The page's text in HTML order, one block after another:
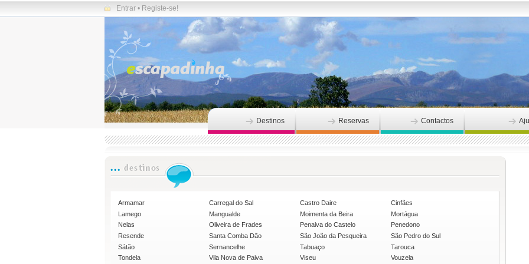
Entrar • Registe-se!
Destinos Reservas Contactos
Armamar Carregal do Sal Castro Daire
Cinfães
Lamego
Mangualde Moimenta da Beira
Mortágua
Nelas
Oliveira de Frades Penalva do Castelo
Penedono
Resende
Santa Comba Dão São João da Pesqueira
São Pedro do Sul
Sátão
Sernancelhe Tabuaço
Tarouca
Tondela
Vila Nova de Paiva Viseu Vouzela